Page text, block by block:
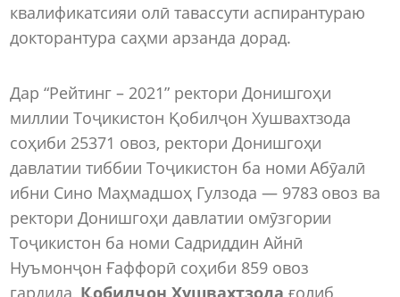
квалификатсияи олӣ тавассути аспирантураю
докторантура саҳми арзанда дорад.
Дар “Рейтинг – 2021” ректори Донишгоҳи
миллии Тоҷикистон Қобилҷон Хушвахтзода
соҳиби 25371 овоз, ректори Донишгоҳи
давлатии тиббии Тоҷикистон ба номи Абӯалӣ
ибни Сино Маҳмадшоҳ Гулзода — 9783 овоз ва
ректори Донишгоҳи давлатии омӯзгории
Тоҷикистон ба номи Садриддин Айнӣ
Нуъмонҷон Ғаффорӣ соҳиби 859 овоз
гардида, Қобилҷон Хушвахтзода ғолиб